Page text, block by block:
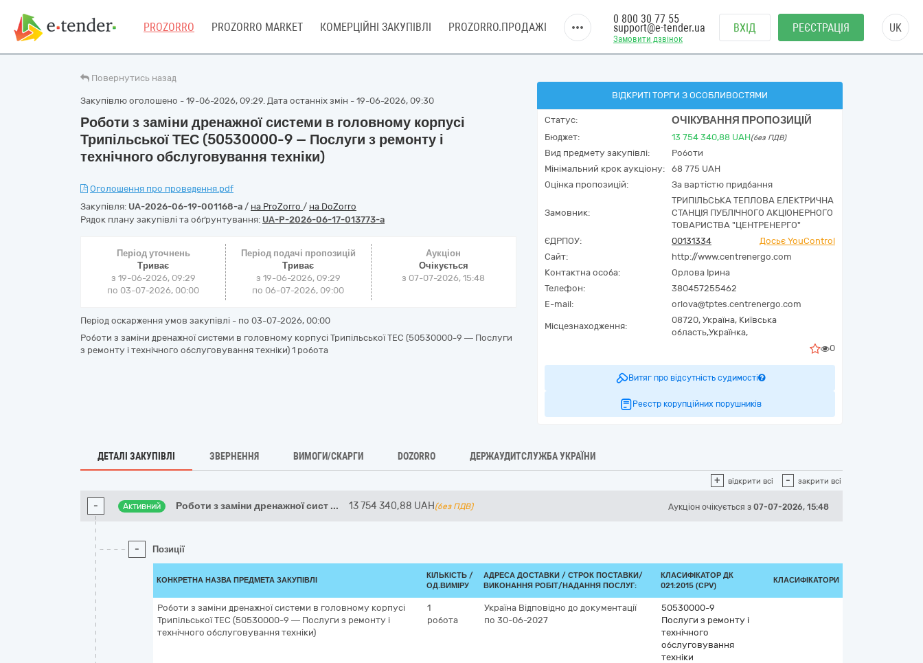
PROZORRO PROZORRO MARKET КОМЕРЦІЙНІ ЗАКУПІВЛІ PROZORRO.ПРОДАЖІ
Замовити дзвінок
0 800 30 77 55
support@e-tender.ua ВХІД РЕЄСТРАЦІЯ UK
Повернутись назад
Закупівлю оголошено - 19-06-2026, 09:29. Дата останніх змін - 19-06-2026, 09:30
Роботи з заміни дренажної системи в головному корпусі
Трипільської ТЕС (50530000-9 — Послуги з ремонту і
технічного обслуговування техніки)
Оголошення про проведення.pdf
Закупівля: UA-2026-06-19-001168-a / на ProZorro / на DoZorro
Рядок плану закупівлі та обґрунтування: UA-P-2026-06-17-013773-a
Період уточнень
Триває
з 19-06-2026, 09:29
по 03-07-2026, 00:00
Період подачі пропозицій
Триває
з 19-06-2026, 09:29
по 06-07-2026, 09:00
Аукціон
Очікується
з 07-07-2026, 15:48
Період оскарження умов закупівлі - по 03-07-2026, 00:00
Роботи з заміни дренажної системи в головному корпусі Трипільської ТЕС (50530000-9 — Послуги
з ремонту і технічного обслуговування техніки) 1 робота
ВІДКРИТІ ТОРГИ З ОСОБЛИВОСТЯМИ
Статус: ОЧІКУВАННЯ ПРОПОЗИЦІЙ
Бюджет: 13 754 340,88 UAH(без ПДВ)
Вид предмету закупівлі:
Роботи
Мінімальний крок аукціону:
68 775 UAH
Оцінка пропозицій:
За вартістю придбання
Замовник:
ТРИПІЛЬСЬКА ТЕПЛОВА ЕЛЕКТРИЧНА
СТАНЦІЯ ПУБЛІЧНОГО АКЦІОНЕРНОГО
ТОВАРИСТВА "ЦЕНТРЕНЕРГО"
ЄДРПОУ:
00131334
Досьє YouControl
Сайт:
http://www.centrenergo.com
Контактна особа:
Орлова Ірина
Телефон:
380457255462
E-mail:
orlova@tptes.centrenergo.com
Місцезнаходження:
08720, Україна, Київська
область,Українка,
0
Витяг про відсутність судимості
Реєстр корупційних порушників
ДЕТАЛІ ЗАКУПІВЛІ ЗВЕРНЕННЯ ВИМОГИ/СКАРГИ DOZORRO ДЕРЖАУДИТСЛУЖБА УКРАЇНИ
+ відкрити всі - закрити всі
- Активний Роботи з заміни дренажної сист ... 13 754 340,88 UAH (без ПДВ) Аукціон очікується з 07-07-2026, 15:48
- Позиції
КОНКРЕТНА НАЗВА ПРЕДМЕТА ЗАКУПІВЛІ
КІЛЬКІСТЬ /
ОД.ВИМІРУ
АДРЕСА ДОСТАВКИ / СТРОК ПОСТАВКИ/
ВИКОНАННЯ РОБІТ/НАДАННЯ ПОСЛУГ:
КЛАСИФІКАТОР ДК
021:2015 (CPV)
КЛАСИФІКАТОРИ
Роботи з заміни дренажної системи в головному корпусі
Трипільської ТЕС (50530000-9 — Послуги з ремонту і
технічного обслуговування техніки)
1
робота
Україна Відповідно до документації
по 30-06-2027
50530000-9
Послуги з ремонту і
технічного
обслуговування
техніки